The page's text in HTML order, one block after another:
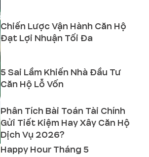
Chiến Lược Vận Hành Căn Hộ
Đạt Lợi Nhuận Tối Đa
5 Sai Lầm Khiến Nhà Đầu Tư
Căn Hộ Lỗ Vốn
Phân Tích Bài Toán Tài Chính
Gửi Tiết Kiệm Hay Xây Căn Hộ
Dịch Vụ 2026?
Happy Hour Tháng 5